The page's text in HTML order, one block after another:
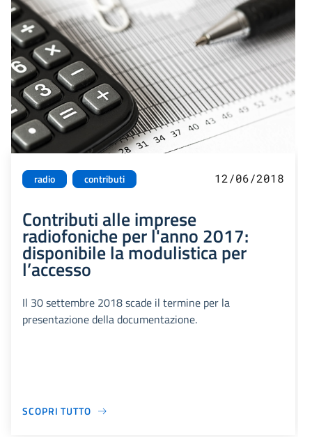
radio contributi 12/06/2018
Contributi alle imprese
radiofoniche per l'anno 2017:
disponibile la modulistica per
l’accesso
Il 30 settembre 2018 scade il termine per la
presentazione della documentazione.
SCOPRI TUTTO